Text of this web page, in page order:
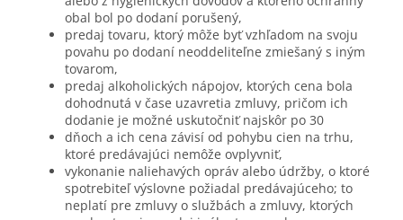
obal bol po dodaní porušený,
predaj tovaru, ktorý môže byť vzhľadom na svoju
povahu po dodaní neoddeliteľne zmiešaný s iným
tovarom,
predaj alkoholických nápojov, ktorých cena bola
dohodnutá v čase uzavretia zmluvy, pričom ich
dodanie je možné uskutočniť najskôr po 30
dňoch a ich cena závisí od pohybu cien na trhu,
ktoré predávajúci nemôže ovplyvniť,
vykonanie naliehavých opráv alebo údržby, o ktoré
spotrebiteľ výslovne požiadal predávajúceho; to
neplatí pre zmluvy o službách a zmluvy, ktorých